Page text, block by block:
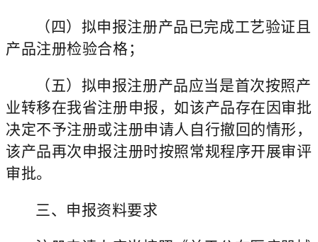
（四）拟申报注册产品已完成工艺验证且
产品注册检验合格；
（五）拟申报注册产品应当是首次按照产
业转移在我省注册申报，如该产品存在因审批
决定不予注册或注册申请人自行撤回的情形，
该产品再次申报注册时按照常规程序开展审评
审批。
三、申报资料要求